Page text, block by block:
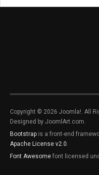
Copyright © 2026 Joomla!. All
Designed by JoomlArt.com.
Bootstrap is a front-end
Apache License v2.0.
Font Awesome font licensed